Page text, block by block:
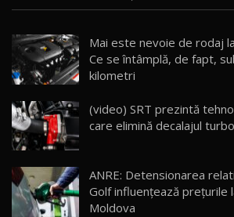
15 14:37
16
AutoBlogMD
13:10
17 20:06
Mai este nevoie de rodaj
Ce se întâmplă, de fapt,
kilometri
(video) SRT prezintă
care elimină decalajul turbo
ANRE: Detensionarea
Golf influențează prețurile
Moldova